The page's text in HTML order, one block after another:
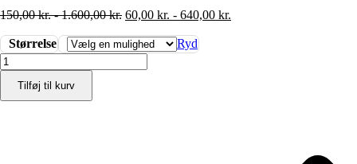
150,00kr.-1.600,00kr. 60,00 kr. - 640,00 kr.
Størrelse
Ryd
Retry?
(Stort
billede
-
Tilføj til kurv